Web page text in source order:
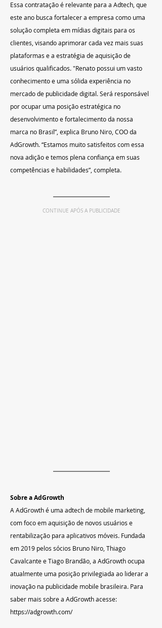
Essa contratação é relevante para a Adtech, que
este ano busca fortalecer a empresa como uma
solução completa em mídias digitais para os
clientes, visando aprimorar cada vez mais suas
plataformas e a estratégia de aquisição de
usuários qualificados. "Renato possui um vasto
conhecimento e uma sólida experiência no
mercado de publicidade digital. Será responsável
por ocupar uma posição estratégica no
desenvolvimento e fortalecimento da nossa
marca no Brasil”, explica Bruno Niro, COO da
AdGrowth. “Estamos muito satisfeitos com essa
nova adição e temos plena confiança em suas
competências e habilidades”, completa.
CONTINUE APÓS A PUBLICIDADE
Sobre a AdGrowth
A AdGrowth é uma adtech de mobile marketing,
com foco em aquisição de novos usuários e
rentabilização para aplicativos móveis. Fundada
em 2019 pelos sócios Bruno Niro, Thiago
Cavalcante e Tiago Brandão, a AdGrowth ocupa
atualmente uma posição privilegiada ao liderar a
inovação na publicidade mobile brasileira. Para
saber mais sobre a AdGrowth acesse:
https://adgrowth.com/